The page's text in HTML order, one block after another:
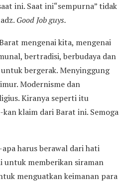
ini. Saat ini“sempurna” tidak
Good Job guys.
mengenai kita, mengenai
bertradisi, berbudaya dan
bergerak. Menyinggung
Modernisme dan
Kiranya seperti itu
klaim dari Barat ini. Semoga
harus berawal dari hati
untuk memberikan siraman
menguatkan keimanan para